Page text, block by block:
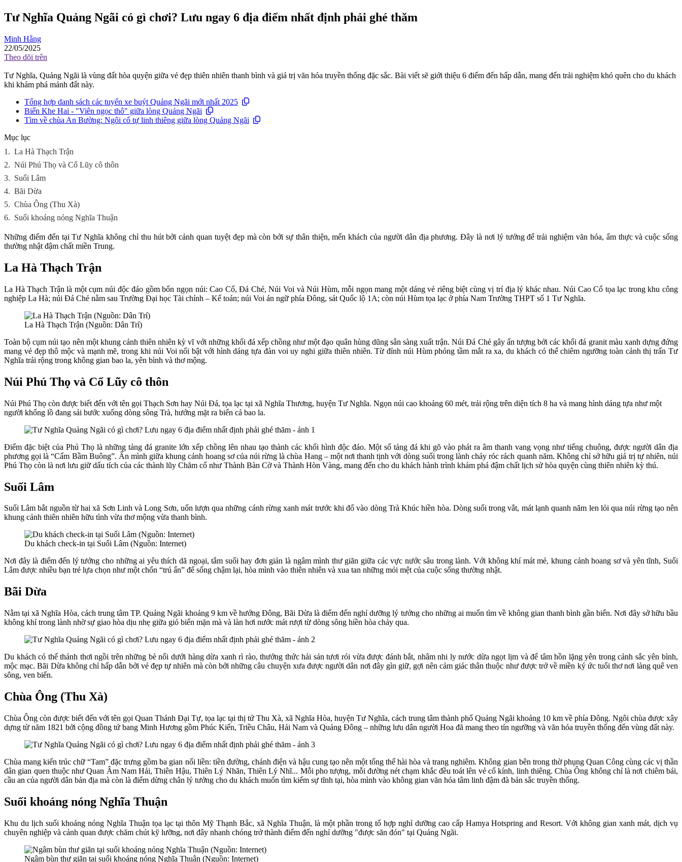
Tư Nghĩa Quảng Ngãi có gì chơi? Lưu ngay 6 địa điểm nhất định phải ghé thăm
Minh Hằng
22/05/2025
Theo dõi trên
Tư Nghĩa, Quảng Ngãi là vùng đất hòa quyện giữa vẻ đẹp thiên nhiên thanh bình và giá trị văn hóa truyền thống đặc sắc. Bài viết sẽ giới thiệu 6 điểm đến hấp dẫn, mang đến trải nghiệm khó quên cho du khách
khi khám phá mảnh đất này.
Tổng hợp danh sách các tuyến xe buýt Quảng Ngãi mới nhất 2025
Biển Khe Hai - "Viên ngọc thô" giữa lòng Quảng Ngãi
Tìm về chùa An Bường: Ngôi cổ tự linh thiêng giữa lòng Quảng Ngãi
Mục lục
1. La Hà Thạch Trận
2. Núi Phú Thọ và Cổ Lũy cô thôn
3. Suối Lâm
4. Bãi Dừa
5. Chùa Ông (Thu Xà)
6. Suối khoáng nóng Nghĩa Thuận
Những điểm đến tại Tư Nghĩa không chỉ thu hút bởi cảnh quan tuyệt đẹp mà còn bởi sự thân thiện, mến khách của người dân địa phương. Đây là nơi lý tưởng để trải nghiệm văn hóa, ẩm thực và cuộc sống
thường nhật đậm chất miền Trung.
La Hà Thạch Trận
La Hà Thạch Trận là một cụm núi độc đáo gồm bốn ngọn núi: Cao Cổ, Đá Chẻ, Núi Voi và Núi Hùm, mỗi ngọn mang một dáng vẻ riêng biệt cùng vị trí địa lý khác nhau. Núi Cao Cổ tọa lạc trong khu công
nghiệp La Hà; núi Đá Chẻ nằm sau Trường Đại học Tài chính – Kế toán; núi Voi án ngữ phía Đông, sát Quốc lộ 1A; còn núi Hùm tọa lạc ở phía Nam Trường THPT số 1 Tư Nghĩa.
La Hà Thạch Trận (Nguồn: Dân Trí)
Toàn bộ cụm núi tạo nên một khung cảnh thiên nhiên kỳ vĩ với những khối đá xếp chồng như một đạo quân hùng dũng sẵn sàng xuất trận. Núi Đá Chẻ gây ấn tượng bởi các khối đá granit màu xanh dựng đứng
mang vẻ đẹp thô mộc và mạnh mẽ, trong khi núi Voi nổi bật với hình dáng tựa đàn voi uy nghi giữa thiên nhiên. Từ đỉnh núi Hùm phóng tầm mắt ra xa, du khách có thể chiêm ngưỡng toàn cảnh thị trấn Tư
Nghĩa trải rộng trong không gian bao la, yên bình và thơ mộng.
Núi Phú Thọ và Cổ Lũy cô thôn
Núi Phú Thọ còn được biết đến với tên gọi Thạch Sơn hay Núi Đá, tọa lạc tại xã Nghĩa Thương, huyện Tư Nghĩa. Ngọn núi cao khoảng 60 mét, trải rộng trên diện tích 8 ha và mang hình dáng tựa như một
người khổng lồ đang sải bước xuống dòng sông Trà, hướng mặt ra biển cả bao la.
Điểm đặc biệt của Phú Thọ là những tảng đá granite lớn xếp chồng lên nhau tạo thành các khối hình độc đáo. Một số tảng đá khi gõ vào phát ra âm thanh vang vọng như tiếng chuông, được người dân địa
phương gọi là “Cấm Bầm Buông”. Ẩn mình giữa khung cảnh hoang sơ của núi rừng là chùa Hang – một nơi thanh tịnh với dòng suối trong lành chảy róc rách quanh năm. Không chỉ sở hữu giá trị tự nhiên, núi
Phú Thọ còn là nơi lưu giữ dấu tích của các thành lũy Chăm cổ như Thành Bàn Cờ và Thành Hòn Vàng, mang đến cho du khách hành trình khám phá đậm chất lịch sử hòa quyện cùng thiên nhiên kỳ thú.
Suối Lâm
Suối Lâm bắt nguồn từ hai xã Sơn Linh và Long Sơn, uốn lượn qua những cánh rừng xanh mát trước khi đổ vào dòng Trà Khúc hiền hòa. Dòng suối trong vắt, mát lạnh quanh năm len lỏi qua núi rừng tạo nên
khung cảnh thiên nhiên hữu tình vừa thơ mộng vừa thanh bình.
Du khách check-in tại Suối Lâm (Nguồn: Internet)
Nơi đây là điểm đến lý tưởng cho những ai yêu thích dã ngoại, tắm suối hay đơn giản là ngâm mình thư giãn giữa các vực nước sâu trong lành. Với không khí mát mẻ, khung cảnh hoang sơ và yên tĩnh, Suối
Lâm được nhiều bạn trẻ lựa chọn như một chốn “trú ẩn” để sống chậm lại, hòa mình vào thiên nhiên và xua tan những mỏi mệt của cuộc sống thường nhật.
Bãi Dừa
Nằm tại xã Nghĩa Hòa, cách trung tâm TP. Quảng Ngãi khoảng 9 km về hướng Đông, Bãi Dừa là điểm đến nghỉ dưỡng lý tưởng cho những ai muốn tìm về không gian thanh bình gần biển. Nơi đây sở hữu bầu
không khí trong lành nhờ sự giao hòa dịu nhẹ giữa gió biển mặn mà và làn hơi nước mát rượi từ dòng sông hiền hòa chảy qua.
Du khách có thể thảnh thơi ngồi trên những bè nổi dưới hàng dừa xanh rì rào, thưởng thức hải sản tươi rói vừa được đánh bắt, nhâm nhi ly nước dừa ngọt lịm và để tâm hồn lặng yên trong cảnh sắc yên bình,
mộc mạc. Bãi Dừa không chỉ hấp dẫn bởi vẻ đẹp tự nhiên mà còn bởi những câu chuyện xưa được người dân nơi đây gìn giữ, gợi nên cảm giác thân thuộc như được trở về miền ký ức tuổi thơ nơi làng quê ven
sông, ven biển.
Chùa Ông (Thu Xà)
Chùa Ông còn được biết đến với tên gọi Quan Thánh Đại Tự, tọa lạc tại thị tứ Thu Xà, xã Nghĩa Hòa, huyện Tư Nghĩa, cách trung tâm thành phố Quảng Ngãi khoảng 10 km về phía Đông. Ngôi chùa được xây
dựng từ năm 1821 bởi cộng đồng tứ bang Minh Hương gồm Phúc Kiến, Triều Châu, Hải Nam và Quảng Đông – những lưu dân người Hoa đã mang theo tín ngưỡng và văn hóa truyền thống đến vùng đất này.
Chùa mang kiến trúc chữ “Tam” đặc trưng gồm ba gian nối liền: tiền đường, chánh điện và hậu cung tạo nên một tổng thể hài hòa và trang nghiêm. Không gian bên trong thờ phụng Quan Công cùng các vị thần
dân gian quen thuộc như Quan Âm Nam Hải, Thiên Hậu, Thiên Lý Nhãn, Thiên Lý Nhĩ... Mỗi pho tượng, mỗi đường nét chạm khắc đều toát lên vẻ cổ kính, linh thiêng. Chùa Ông không chỉ là nơi chiêm bái,
cầu an của người dân bản địa mà còn là điểm dừng chân lý tưởng cho du khách muốn tìm kiếm sự tĩnh tại, hòa mình vào không gian văn hóa tâm linh đậm đà bản sắc truyền thống.
Suối khoáng nóng Nghĩa Thuận
Khu du lịch suối khoáng nóng Nghĩa Thuận tọa lạc tại thôn Mỹ Thạnh Bắc, xã Nghĩa Thuận, là một phần trong tổ hợp nghỉ dưỡng cao cấp Hamya Hotspring and Resort. Với không gian xanh mát, dịch vụ
chuyên nghiệp và cảnh quan được chăm chút kỹ lưỡng, nơi đây nhanh chóng trở thành điểm đến nghỉ dưỡng "được săn đón" tại Quảng Ngãi.
Ngâm bùn thư giãn tại suối khoáng nóng Nghĩa Thuận (Nguồn: Internet)